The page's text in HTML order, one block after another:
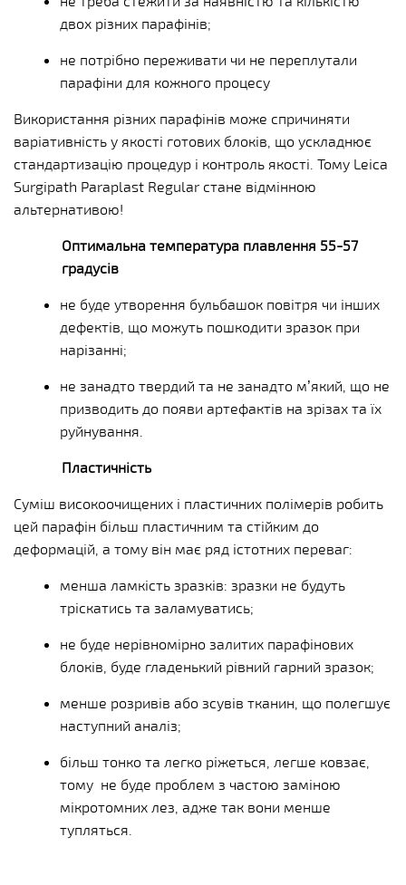
двох різних парафінів;
не потрібно переживати чи не переплутали
парафіни для кожного процесу
Використання різних парафінів може спричиняти
варіативність у якості готових блоків, що ускладнює
стандартизацію процедур і контроль якості. Тому Leica
Surgipath Paraplast Regular стане відмінною
альтернативою!
Оптимальна температура плавлення 55-57
градусів
не буде утворення бульбашок повітря чи інших
дефектів, що можуть пошкодити зразок при
нарізанні;
не занадто твердий та не занадто м’який, що не
призводить до появи артефактів на зрізах та їх
руйнування.
Пластичність
Суміш високоочищених і пластичних полімерів робить
цей парафін більш пластичним та стійким до
деформацій, а тому він має ряд істотних переваг:
менша ламкість зразків: зразки не будуть
тріскатись та заламуватись;
не буде нерівномірно залитих парафінових
блоків, буде гладенький рівний гарний зразок;
менше розривів або зсувів тканин, що полегшує
наступний аналіз;
більш тонко та легко ріжеться, легше ковзає,
тому не буде проблем з частою заміною
мікротомних лез, адже так вони менше
тупляться.